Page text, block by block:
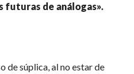
futuras de análogas».
de súplica, al no estar de